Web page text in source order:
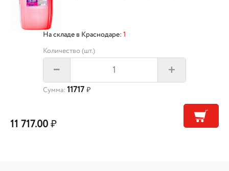
На складе в Краснодаре: 1
Количество (шт.)
– +
Сумма: 11717 ₽
11 717.00₽